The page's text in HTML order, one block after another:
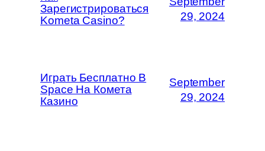
Зарегистрироваться
Kometa Casino?
29, 2024
Играть Бесплатно В
Space На Комета
Казино
September
29, 2024